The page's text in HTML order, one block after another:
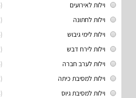
(5)
וילות לאירועים
(2)
וילות לחתונה
(5)
וילות לימי גיבוש
(2)
וילות לירח דבש
(6)
וילות לערב חברה
(2)
וילות למסיבת כיתה
(3)
וילות למסיבת גיוס